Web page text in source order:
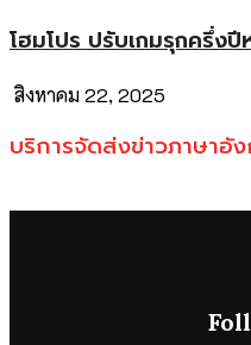
โฮมโปร ปรับเกมรุกครึ่งปี
สิงหาคม 22, 2025
บริการจัดส่งข่าวภาษาอั